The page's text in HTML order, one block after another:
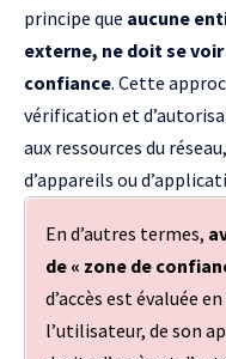
principe que aucune
externe, ne doit se
confiance. Cette
vérification et
aux ressources du
d’appareils ou
En d’autres termes,
de « zone de
d’accès est évaluée
l’utilisateur, de son